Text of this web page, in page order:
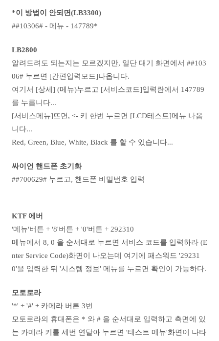
*이 방법이 안되면(LB3300)
##10306# - 메뉴 - 147789*
LB2800
알려드려도 되는지는 모르겠지만, 일단 대기 화면에서 ##103
06# 누르면 [간편입력모드]나옵니다.
여기서 [상세] (메뉴)누르고 [서비스코드]입력란에서 147789
를 누릅니다...
[서비스메뉴]뜨면, <- 키 한번 누르면 [LCD테스트]메뉴 나옵
니다...
Red, Green, Blue, White, Black 를 할 수 있습니다...
싸이언 핸드폰 초기화
##700629# 누르고, 핸드폰 비밀번호 입력
KTF 에버
'메뉴'버튼 + '8'버튼 + '0'버튼 + 292310
메뉴에서 8, 0 을 순서대로 누르면 서비스 코드를 입력하라 (E
nter Service Code)화면이 나오는데 여기에 패스워드 '29231
0'을 입력한 뒤 '시스템 정보' 메뉴를 누르면 확인이 가능하다.
모토로라
'*' + '#' + 카메라 버튼 3번
모토로라의 휴대폰은 * 와 # 을 순서대로 입력하고 측면에 있
는 카메라 키를 세번 연달아 누르면 '테스트 메뉴'화면이 나타